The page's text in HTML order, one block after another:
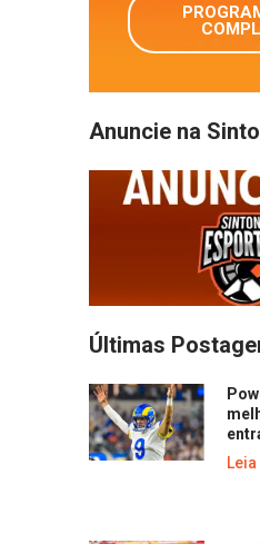
Anuncie na
Últimas